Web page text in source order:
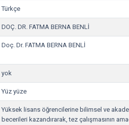
Türkçe
DOÇ. DR. FATMA BERNA BENLİ
Doç. Dr. FATMA BERNA BENLİ
yok
Yüz yüze
Yüksek lisans öğrencilerine bilimsel ve
becerileri kazandırarak, tez çalışmasının